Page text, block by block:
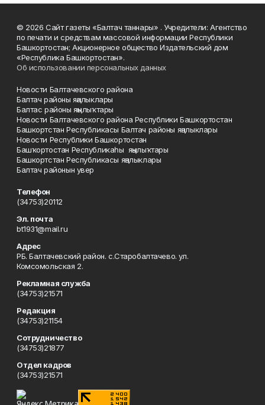
© 2026 Сайт газеты «Балтач таннары» . Учредители: Агентство
по печати и средствам массовой информации Республики
Башкортостан; Акционерное общество Издательский дом
«Республика Башкортостан».
Об использовании персональных данных
Новости Балтачевского района
Балтач районы яңалыклары
Балтас районы яңылыҡтары
Новости Балтачевского района Республики Башкортостан
Башкортстан Республикасы Балтач районы яңалыклары
Новости Республики Башкортостан
Башҡортостан Республикаһы яңылыҡтары
Башкортстан Республикасы яңалыклары
Балтач районын увер
Телефон
(34753)20112
Эл. почта
bt1931@mail.ru
Адрес
РБ. Балтачевский район. с.Старобалтачево. ул.
Комсомольская 2.
Рекламная служба
(34753)21571
Редакция
(34753)21154
Сотрудничество
(34753)21877
Отдел кадров
(34753)21571